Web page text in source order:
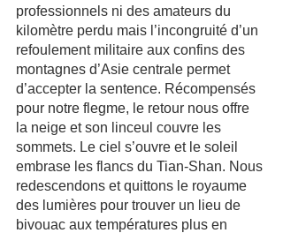
professionnels ni des amateurs du
kilomètre perdu mais l’incongruité d’un
refoulement militaire aux confins des
montagnes d’Asie centrale permet
d’accepter la sentence. Récompensés
pour notre flegme, le retour nous offre
la neige et son linceul couvre les
sommets. Le ciel s’ouvre et le soleil
embrase les flancs du Tian-Shan. Nous
redescendons et quittons le royaume
des lumières pour trouver un lieu de
bivouac aux températures plus en